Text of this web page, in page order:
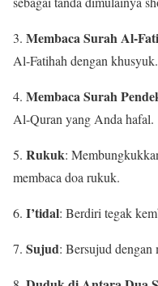
3. Membaca Surah Al-
Al-Fatihah dengan khusyuk.
4. Membaca Surah
Al-Quran yang Anda hafal.
5. Rukuk:
membaca doa rukuk.
6. I’tidal: Berdiri tegak
7. Sujud: Bersujud dengan